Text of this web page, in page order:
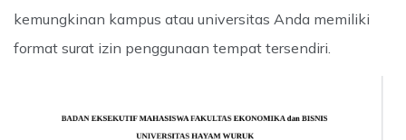
kemungkinan kampus atau universitas Anda memiliki
format surat izin penggunaan tempat tersendiri.